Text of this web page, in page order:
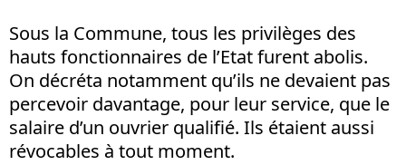
Sous la Commune, tous les privilèges des
hauts fonctionnaires de l’Etat furent abolis.
On décréta notamment qu’ils ne devaient pas
percevoir davantage, pour leur service, que le
salaire d’un ouvrier qualifié. Ils étaient aussi
révocables à tout moment.